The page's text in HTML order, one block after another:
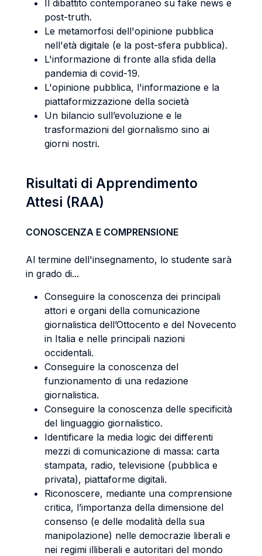
Il dibattito contemporaneo su fake news e
post-truth.
Le metamorfosi dell'opinione pubblica
nell'età digitale (e la post-sfera pubblica).
L'informazione di fronte alla sfida della
pandemia di covid-19.
L'opinione pubblica, l'informazione e la
piattaformizzazione della società
Un bilancio sull’evoluzione e le
trasformazioni del giornalismo sino ai
giorni nostri.
Risultati di Apprendimento
Attesi (RAA)
CONOSCENZA E COMPRENSIONE
Al termine dell'insegnamento, lo studente sarà
in grado di...
Conseguire la conoscenza dei principali
attori e organi della comunicazione
giornalistica dell’Ottocento e del Novecento
in Italia e nelle principali nazioni
occidentali.
Conseguire la conoscenza del
funzionamento di una redazione
giornalistica.
Conseguire la conoscenza delle specificità
del linguaggio giornalistico.
Identificare la media logic dei differenti
mezzi di comunicazione di massa: carta
stampata, radio, televisione (pubblica e
privata), piattaforme digitali.
Riconoscere, mediante una comprensione
critica, l’importanza della dimensione del
consenso (e delle modalità della sua
manipolazione) nelle democrazie liberali e
nei regimi illiberali e autoritari del mondo